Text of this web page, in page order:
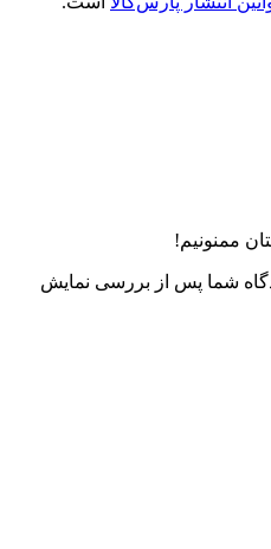
ممنونیم!
شما پس از بررسی نمایش